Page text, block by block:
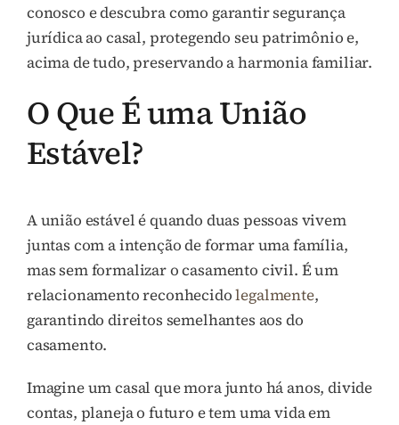
conosco e descubra como garantir segurança
jurídica ao casal, protegendo seu patrimônio e,
acima de tudo, preservando a harmonia familiar.
O Que É uma União
Estável?
A união estável é quando duas pessoas vivem
juntas com a intenção de formar uma família,
mas sem formalizar o casamento civil. É um
relacionamento reconhecidolegalmente,
garantindo direitos semelhantes aos do
casamento.
Imagine um casal que mora junto há anos, divide
contas, planeja o futuro e tem uma vida em